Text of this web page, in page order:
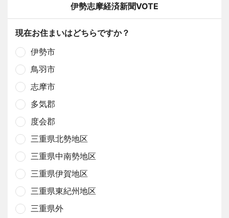
伊勢志摩経済新聞VOTE
現在お住まいはどちらですか？
伊勢市
鳥羽市
志摩市
多気郡
度会郡
三重県北勢地区
三重県中南勢地区
三重県伊賀地区
三重県東紀州地区
三重県外